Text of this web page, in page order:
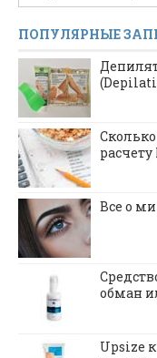
ПОПУЛЯРНЫЕ
Все о
обман
Upsize